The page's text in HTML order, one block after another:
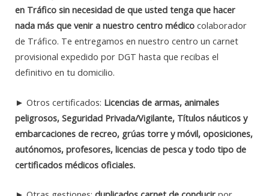
en Tráfico sin necesidad de que usted tenga que hacer
nada más que venir a nuestro centro médico colaborador
de Tráfico. Te entregamos en nuestro centro un carnet
provisional expedido por DGT hasta que recibas el
definitivo en tu domicilio.
► Otros certificados: Licencias de armas, animales
peligrosos, Seguridad Privada/Vigilante, Títulos náuticos y
embarcaciones de recreo, grúas torre y móvil, oposiciones,
autónomos, profesores, licencias de pesca y todo tipo de
certificados médicos oficiales.